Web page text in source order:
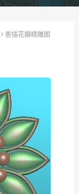
香插花瓣精雕图